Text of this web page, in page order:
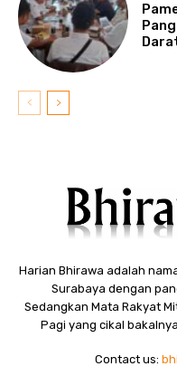
Harian Bhirawa adalah
Surabaya dengan
Sedangkan Mata Rakyat
Pagi yang cikal
Contact us: